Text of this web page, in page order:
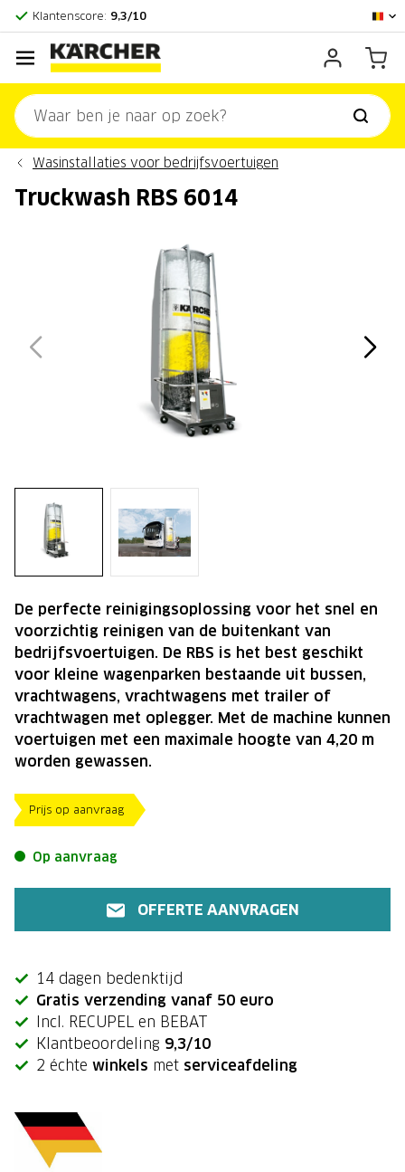
Klantenscore: 9,3/10
Wasinstallaties voor bedrijfsvoertuigen
Truckwash RBS 6014
Prijs op aanvraag
Op aanvraag
OFFERTE AANVRAGEN
14 dagen bedenktijd
Gratis verzending vanaf 50 euro
Incl. RECUPEL en BEBAT
Klantbeoordeling 9,3/10
2 échte winkels met serviceafdeling
De perfecte reinigingsoplossing voor het snel en
voorzichtig reinigen van de buitenkant van
bedrijfsvoertuigen. De RBS is het best geschikt
voor kleine wagenparken bestaande uit bussen,
vrachtwagens, vrachtwagens met trailer of
vrachtwagen met oplegger. Met de machine kunnen
voertuigen met een maximale hoogte van 4,20 m
worden gewassen.